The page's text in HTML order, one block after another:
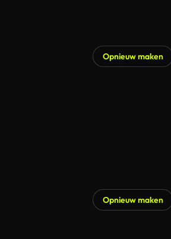
Opnieuw maken
Opnieuw maken